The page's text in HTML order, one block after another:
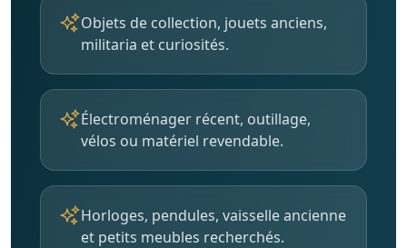
Objets de collection, jouets anciens,
militaria et curiosités.
Électroménager récent, outillage,
vélos ou matériel revendable.
Horloges, pendules, vaisselle ancienne
et petits meubles recherchés.